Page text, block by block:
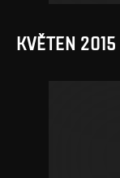
KVĚTEN 2015